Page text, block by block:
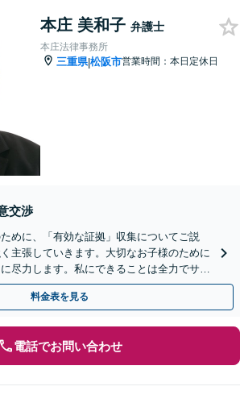
本庄 美和子 弁護士
本庄法律事務所
三重県|松阪市営業時間：本日定休日
交渉
めに、「有効な証拠」収集についてご説
主張していきます。大切なお子様のために
尽力します。私にできることは全力でサポ
料金表を見る
電話でお問い合わせ